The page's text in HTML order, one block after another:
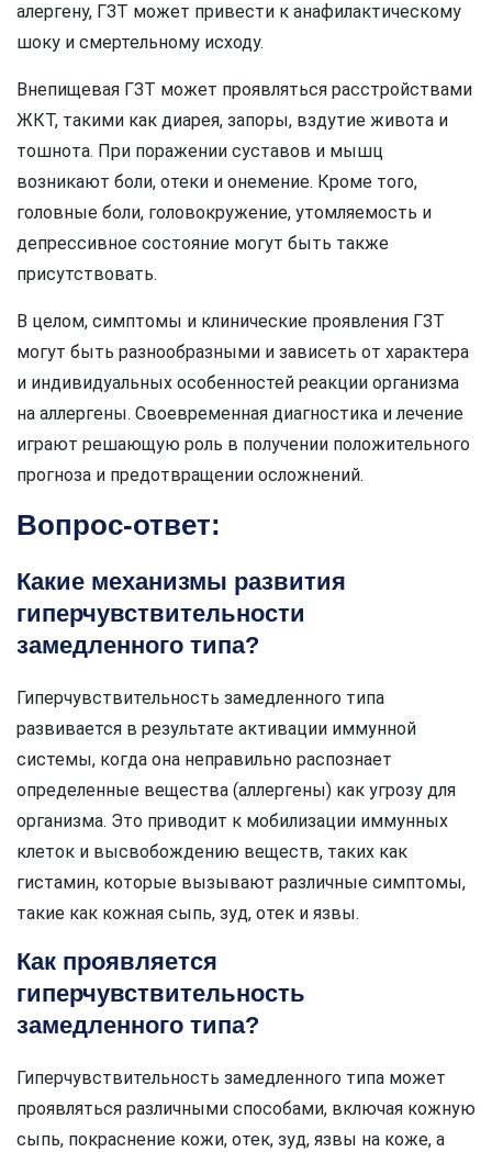
алергену, ГЗТ может привести к анафилактическому
шоку и смертельному исходу.
Внепищевая ГЗТ может проявляться расстройствами
ЖКТ, такими как диарея, запоры, вздутие живота и
тошнота. При поражении суставов и мышц
возникают боли, отеки и онемение. Кроме того,
головные боли, головокружение, утомляемость и
депрессивное состояние могут быть также
присутствовать.
В целом, симптомы и клинические проявления ГЗТ
могут быть разнообразными и зависеть от характера
и индивидуальных особенностей реакции организма
на аллергены. Своевременная диагностика и лечение
играют решающую роль в получении положительного
прогноза и предотвращении осложнений.
Вопрос-ответ:
Какие механизмы развития
гиперчувствительности
замедленного типа?
Гиперчувствительность замедленного типа
развивается в результате активации иммунной
системы, когда она неправильно распознает
определенные вещества (аллергены) как угрозу для
организма. Это приводит к мобилизации иммунных
клеток и высвобождению веществ, таких как
гистамин, которые вызывают различные симптомы,
такие как кожная сыпь, зуд, отек и язвы.
Как проявляется
гиперчувствительность
замедленного типа?
Гиперчувствительность замедленного типа может
проявляться различными способами, включая кожную
сыпь, покраснение кожи, отек, зуд, язвы на коже, а